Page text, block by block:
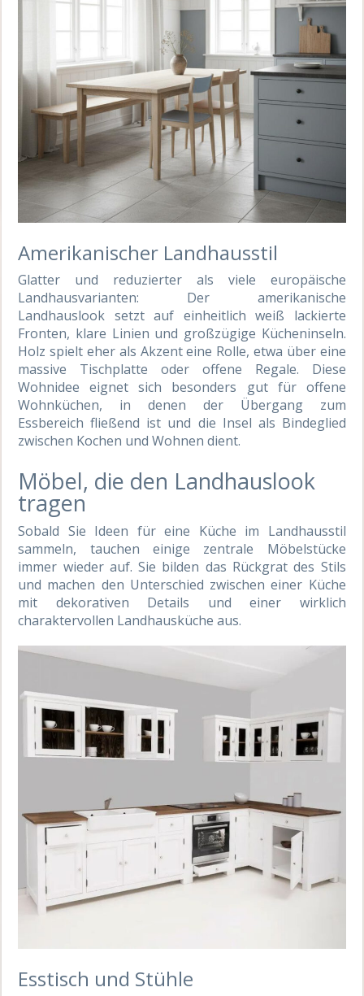
Amerikanischer Landhausstil
Glatter und reduzierter als viele europäische
Landhausvarianten: Der amerikanische
Landhauslook setzt auf einheitlich weiß lackierte
Fronten, klare Linien und großzügige Kücheninseln.
Holz spielt eher als Akzent eine Rolle, etwa über eine
massive Tischplatte oder offene Regale. Diese
Wohnidee eignet sich besonders gut für offene
Wohnküchen, in denen der Übergang zum
Essbereich fließend ist und die Insel als Bindeglied
zwischen Kochen und Wohnen dient.
Möbel, die den Landhauslook
tragen
Sobald Sie Ideen für eine Küche im Landhausstil
sammeln, tauchen einige zentrale Möbelstücke
immer wieder auf. Sie bilden das Rückgrat des Stils
und machen den Unterschied zwischen einer Küche
mit dekorativen Details und einer wirklich
charaktervollen Landhausküche aus.
Esstisch und Stühle